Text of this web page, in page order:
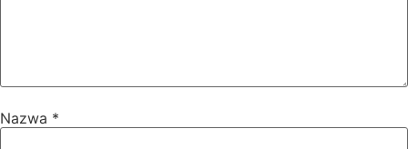
Nazwa *